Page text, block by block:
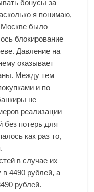
бонусы за
я понимаю,
Москве было
блокирование
Давление на
оказывает
Между тем
и по
не
реализации
без потерь для
как раз то,
в случае их
4490 рублей, а
рублей.